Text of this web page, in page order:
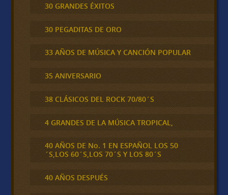
30 GRANDES ÉXITOS
30 PEGADITAS DE ORO
33 AÑOS DE MÚSICA Y CANCIÓN POPULAR
35 ANIVERSARIO
38 CLÁSICOS DEL ROCK 70/80´S
4 GRANDES DE LA MÚSICA TROPICAL,
40 AÑOS DE No. 1 EN ESPAÑOL LOS 50
´S,LOS 60´S,LOS 70´S Y LOS 80´S
40 AÑOS DESPUÉS